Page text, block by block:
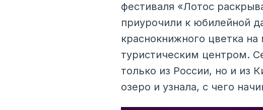
фестиваля «Лотос
приурочили к юбилейной
краснокнижного цветка
туристическим центром.
только из России, но и из
озеро и узнала, с чего